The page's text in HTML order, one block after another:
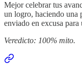
Mejor celebrar tus
un logro, haciendo una
enviado en excusa para
Veredicto: 100% mito.